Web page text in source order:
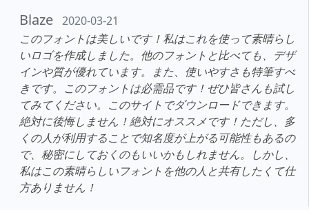
Blaze 2020-03-21
このフォントは美しいです！私はこれを使って素晴らし
いロゴを作成しました。他のフォントと比べても、デザ
インや質が優れています。また、使いやすさも特筆すべ
きです。このフォントは必需品です！ぜひ皆さんも試し
てみてください。このサイトでダウンロードできます。
絶対に後悔しません！絶対にオススメです！ただし、多
くの人が利用することで知名度が上がる可能性もあるの
で、秘密にしておくのもいいかもしれません。しかし、
私はこの素晴らしいフォントを他の人と共有したくて仕
方ありません！